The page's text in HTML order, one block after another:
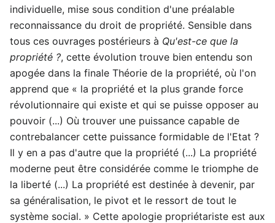
individuelle, mise sous condition d'une préalable
reconnaissance du droit de propriété. Sensible dans
tous ces ouvrages postérieurs à Qu'est-ce que la
propriété ?, cette évolution trouve bien entendu son
apogée dans la finale Théorie de la propriété, où l'on
apprend que « la propriété et la plus grande force
révolutionnaire qui existe et qui se puisse opposer au
pouvoir (...) Où trouver une puissance capable de
contrebalancer cette puissance formidable de l'Etat ?
Il y en a pas d'autre que la propriété (...) La propriété
moderne peut être considérée comme le triomphe de
la liberté (...) La propriété est destinée à devenir, par
sa généralisation, le pivot et le ressort de tout le
système social. » Cette apologie propriétariste est aux